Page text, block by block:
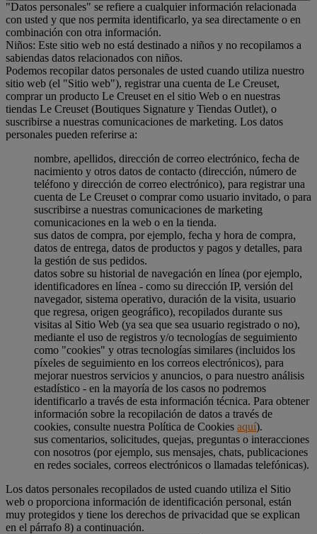
"Datos personales" se refiere a cualquier información relacionada
con usted y que nos permita identificarlo, ya sea directamente o en
combinación con otra información.
Niños: Este sitio web no está destinado a niños y no recopilamos a
sabiendas datos relacionados con niños.
Podemos recopilar datos personales de usted cuando utiliza nuestro
sitio web (el "Sitio web"), registrar una cuenta de Le Creuset,
comprar un producto Le Creuset en el sitio Web o en nuestras
tiendas Le Creuset (Boutiques Signature y Tiendas Outlet), o
suscribirse a nuestras comunicaciones de marketing. Los datos
personales pueden referirse a:
nombre, apellidos, dirección de correo electrónico, fecha de
nacimiento y otros datos de contacto (dirección, número de
teléfono y dirección de correo electrónico), para registrar una
cuenta de Le Creuset o comprar como usuario invitado, o para
suscribirse a nuestras comunicaciones de marketing
comunicaciones en la web o en la tienda.
sus datos de compra, por ejemplo, fecha y hora de compra,
datos de entrega, datos de productos y pagos y detalles, para
la gestión de sus pedidos.
datos sobre su historial de navegación en línea (por ejemplo,
identificadores en línea - como su dirección IP, versión del
navegador, sistema operativo, duración de la visita, usuario
que regresa, origen geográfico), recopilados durante sus
visitas al Sitio Web (ya sea que sea usuario registrado o no),
mediante el uso de registros y/o tecnologías de seguimiento
como "cookies" y otras tecnologías similares (incluidos los
píxeles de seguimiento en los correos electrónicos), para
mejorar nuestros servicios y anuncios, o para nuestro análisis
estadístico - en la mayoría de los casos no podremos
identificarlo a través de esta información técnica. Para obtener
información sobre la recopilación de datos a través de
cookies, consulte nuestra Política de Cookies aquí).
sus comentarios, solicitudes, quejas, preguntas o interacciones
con nosotros (por ejemplo, sus mensajes, chats, publicaciones
en redes sociales, correos electrónicos o llamadas telefónicas).
Los datos personales recopilados de usted cuando utiliza el Sitio
web o proporciona información de identificación personal, están
muy protegidos y tiene los derechos de privacidad que se explican
en el párrafo 8) a continuación.